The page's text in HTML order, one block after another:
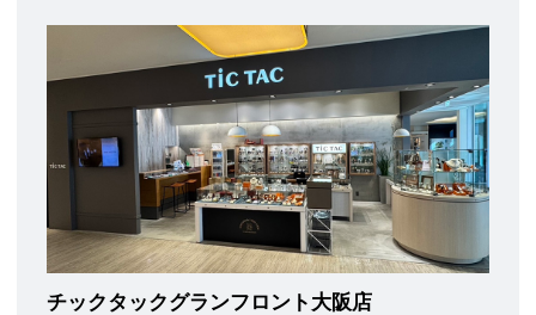
チックタックグランフロント大阪店